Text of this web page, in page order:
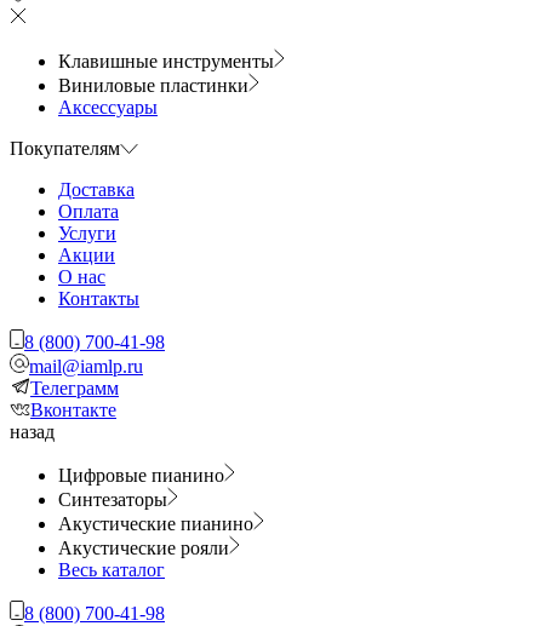
Клавишные инструменты
Виниловые пластинки
Аксессуары
Покупателям
Доставка
Оплата
Услуги
Акции
О нас
Контакты
8 (800) 700-41-98
mail@iamlp.ru
Телеграмм
Вконтакте
назад
Цифровые пианино
Синтезаторы
Акустические пианино
Акустические рояли
Весь каталог
8 (800) 700-41-98